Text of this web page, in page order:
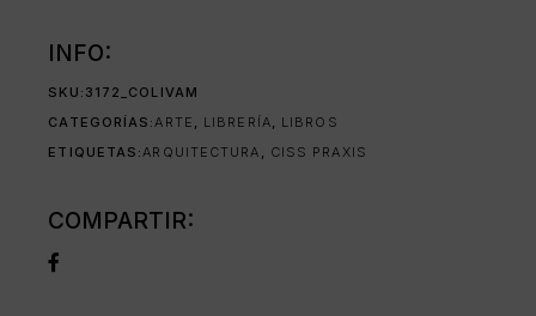
INFO:
SKU: 3172_COLIVAM
CATEGORÍAS:ARTE , LIBRERÍA, LIBROS
ETIQUETAS:ARQUITECTURA , CISS PRAXIS
COMPARTIR: